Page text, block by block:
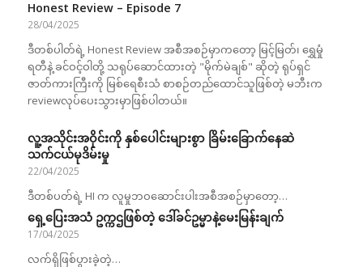
Honest Review – Episode 7
28/04/2025
ဒီတစ်ပါတ်ရဲ့ Honest Review အစီအစဉ်မှာကတော့ မြင့်မြတ်၊ ရွှေမှုံ
ရတီနဲ့ ခင်ဝင့်ဝါတို့ သရုပ်ဆောင်ထားတဲ့ "မိုက်မဲချစ်" ဆိုတဲ့ ရုပ်ရှင်
ဇာတ်ကားကြီးကို မြစ်ရေစီးသံ စာစဉ်တည်ထောင်သူဖြစ်တဲ့ မဘီးက
reviewလုပ်ပေးသွားမှာဖြစ်ပါတယ်။
လူ့အသိုင်းအဝိုင်းကို နှစ်ပေါင်းများစွာ ခြိမ်းခြောက်နေဆဲ
သက်ငယ်မုဒိမ်းမှု
22/04/2025
ဒီတစ်ပတ်ရဲ့ HI က လူမှုဘဝဆောင်းပါးအစီအစဉ်မှာတော့…
ရှေ့ပြေးအသံ ဥက္ကဌဖြစ်တဲ့ ဒေါ်ခင်ဥမ္မာနဲ့မေးမြန်းချက်
17/04/2025
လက်ရှိဖြစ်ပွားခဲ့တဲ့…